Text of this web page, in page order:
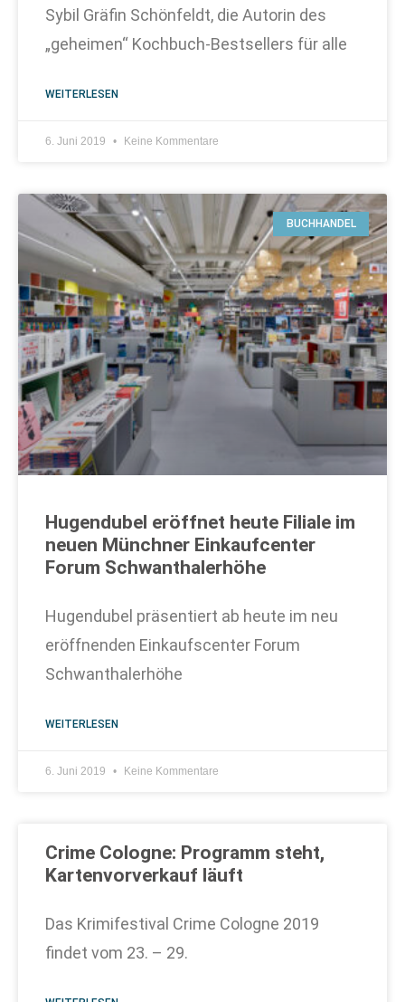
Sybil Gräfin Schönfeldt, die Autorin des
„geheimen“ Kochbuch-Bestsellers für alle
WEITERLESEN
6. Juni 2019 Keine Kommentare
BUCHHANDEL
Hugendubel eröffnet heute Filiale im
neuen Münchner Einkaufcenter
Forum Schwanthalerhöhe
Hugendubel präsentiert ab heute im neu
eröffnenden Einkaufscenter Forum
Schwanthalerhöhe
WEITERLESEN
6. Juni 2019 Keine Kommentare
Crime Cologne: Programm steht,
Kartenvorverkauf läuft
Das Krimifestival Crime Cologne 2019
findet vom 23. – 29.